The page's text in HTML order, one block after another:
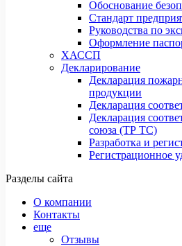
Обоснование
Стандарт
Руководства по
Оформление
ХАССП
Декларирование
Декларация
продукции
Декларация
Декларация
союза (ТР ТС)
Разработка и
Регистрационное
Разделы сайта
О компании
Контакты
еще
Отзывы